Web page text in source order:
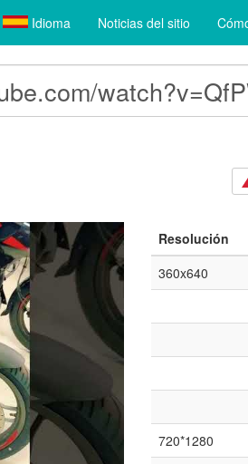
Idioma Noticias del sitio
Resolución
360x640
720*1280